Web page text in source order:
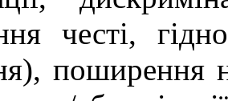
честі,
поширення